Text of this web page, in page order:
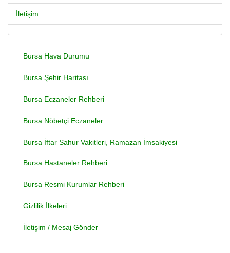
İletişim
Bursa Hava Durumu
Bursa Şehir Haritası
Bursa Eczaneler Rehberi
Bursa Nöbetçi Eczaneler
Bursa İftar Sahur Vakitleri, Ramazan İmsakiyesi
Bursa Hastaneler Rehberi
Bursa Resmi Kurumlar Rehberi
Gizlilik İlkeleri
İletişim / Mesaj Gönder